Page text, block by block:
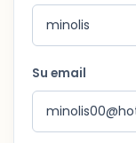
Su email